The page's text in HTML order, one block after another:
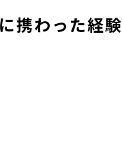
携わった経験